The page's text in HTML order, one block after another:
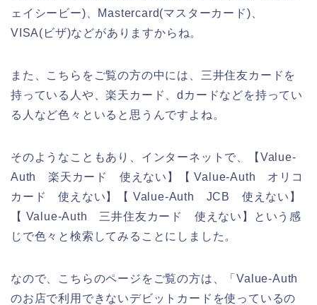
ェイシービー)、Mastercard(マスターカード)、
VISA(ビザ)などがありますからね。
また、こちらをご覧の方の中には、三井住友カードを
持っている人や、楽天カード、dカードなどを持ってい
る人など色々といると思うんですよね。
そのようなこともあり、インターネットで、【Value-
Auth 楽天カード 使えない】【 Value-Auth オリコ
カード 使えない】【 Value-Auth JCB 使えない】
【 Value-Auth 三井住友カード 使えない】という感
じで色々と検索してみることにしました。
なので、こちらのページをご覧の方は、「Value-Auth
のお店で利用できないデビットカードを使っているの